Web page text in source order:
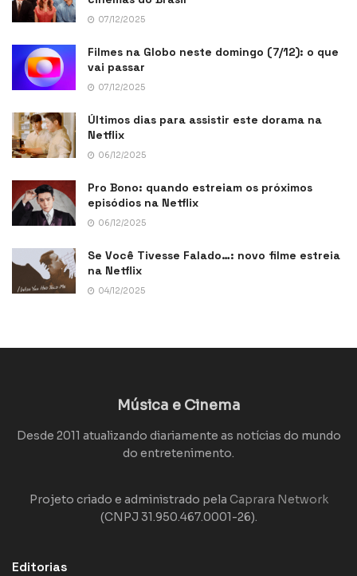
07/12/2025
Filmes na Globo neste domingo (7/12): o que
vai passar
07/12/2025
Últimos dias para assistir este dorama na
Netflix
06/12/2025
Pro Bono: quando estreiam os próximos
episódios na Netflix
06/12/2025
Se Você Tivesse Falado…: novo filme estreia
na Netflix
04/12/2025
Música e Cinema
Desde 2011 atualizando diariamente as notícias do mundo
do entretenimento.
Projeto criado e administrado pela Caprara Network
(CNPJ 31.950.467.0001-26).
Editorias